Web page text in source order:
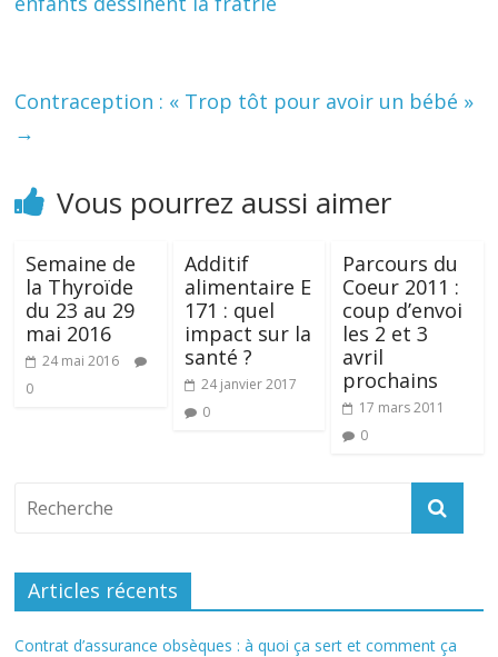
Contraception : « Trop tôt pour avoir un bébé »
→
Vous pourrez aussi aimer
Semaine de
la Thyroïde
du 23 au 29
mai 2016
24 mai 2016
0
Additif
alimentaire E
171 : quel
impact sur la
santé ?
24 janvier 2017
0
Parcours du
Coeur 2011 :
coup d’envoi
les 2 et 3
avril
prochains
17 mars 2011
0
Articles récents
Contrat d’assurance obsèques : à quoi ça sert et comment ça